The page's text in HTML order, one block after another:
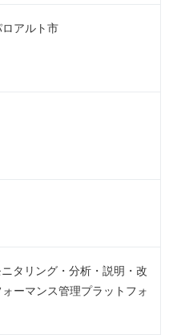
アルト市
タリング・分析・説明・改
ーマンス管理プラットフォ